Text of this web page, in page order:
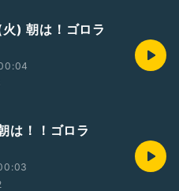
) 朝は！ゴロラ
は！！ゴロラ